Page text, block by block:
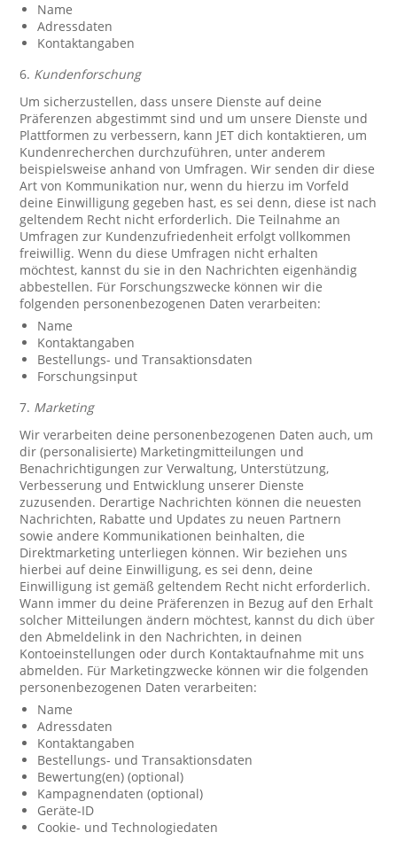
Name
Adressdaten
Kontaktangaben
6. Kundenforschung
Um sicherzustellen, dass unsere Dienste auf deine
Präferenzen abgestimmt sind und um unsere Dienste und
Plattformen zu verbessern, kann JET dich kontaktieren, um
Kundenrecherchen durchzuführen, unter anderem
beispielsweise anhand von Umfragen. Wir senden dir diese
Art von Kommunikation nur, wenn du hierzu im Vorfeld
deine Einwilligung gegeben hast, es sei denn, diese ist nach
geltendem Recht nicht erforderlich. Die Teilnahme an
Umfragen zur Kundenzufriedenheit erfolgt vollkommen
freiwillig. Wenn du diese Umfragen nicht erhalten
möchtest, kannst du sie in den Nachrichten eigenhändig
abbestellen. Für Forschungszwecke können wir die
folgenden personenbezogenen Daten verarbeiten:
Name
Kontaktangaben
Bestellungs- und Transaktionsdaten
Forschungsinput
7. Marketing
Wir verarbeiten deine personenbezogenen Daten auch, um
dir (personalisierte) Marketingmitteilungen und
Benachrichtigungen zur Verwaltung, Unterstützung,
Verbesserung und Entwicklung unserer Dienste
zuzusenden. Derartige Nachrichten können die neuesten
Nachrichten, Rabatte und Updates zu neuen Partnern
sowie andere Kommunikationen beinhalten, die
Direktmarketing unterliegen können. Wir beziehen uns
hierbei auf deine Einwilligung, es sei denn, deine
Einwilligung ist gemäß geltendem Recht nicht erforderlich.
Wann immer du deine Präferenzen in Bezug auf den Erhalt
solcher Mitteilungen ändern möchtest, kannst du dich über
den Abmeldelink in den Nachrichten, in deinen
Kontoeinstellungen oder durch Kontaktaufnahme mit uns
abmelden. Für Marketingzwecke können wir die folgenden
personenbezogenen Daten verarbeiten:
Name
Adressdaten
Kontaktangaben
Bestellungs- und Transaktionsdaten
Bewertung(en) (optional)
Kampagnendaten (optional)
Geräte-ID
Cookie- und Technologiedaten